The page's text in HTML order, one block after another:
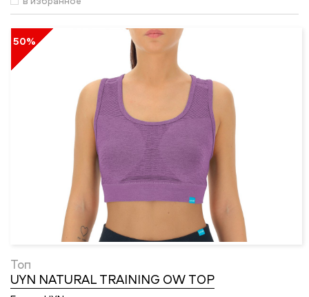
50%
Топ
UYN NATURAL TRAINING OW TOP